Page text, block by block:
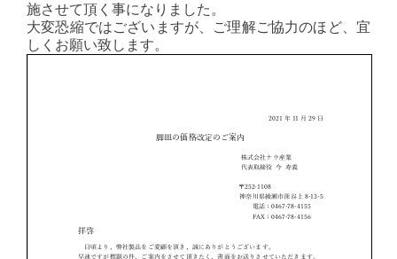
施させて頂く事になりました。
大変恐縮ではございますが、ご理解ご協力のほど、宜
しくお願い致します。